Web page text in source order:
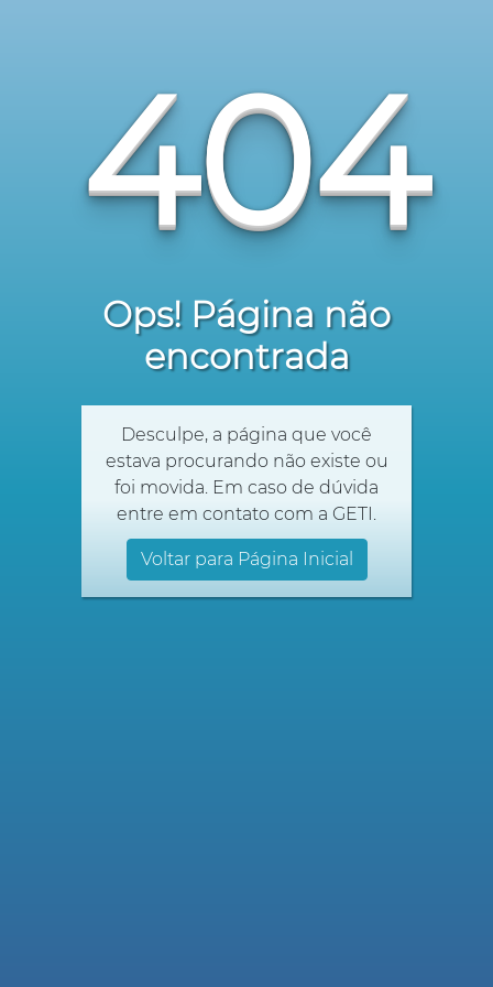
404
Ops! Página não
encontrada
Desculpe, a página que você
estava procurando não existe ou
foi movida. Em caso de dúvida
entre em contato com a GETI.
Voltar para Página Inicial